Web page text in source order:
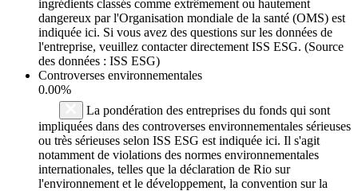
ingrédients classés comme extrêmement ou hautement
dangereux par l'Organisation mondiale de la santé (OMS) est
indiquée ici. Si vous avez des questions sur les données de
l'entreprise, veuillez contacter directement ISS ESG. (Source
des données : ISS ESG)
Controverses environnementales
0.00%
La pondération des entreprises du fonds qui sont
impliquées dans des controverses environnementales sérieuses
ou très sérieuses selon ISS ESG est indiquée ici. Il s'agit
notamment de violations des normes environnementales
internationales, telles que la déclaration de Rio sur
l'environnement et le développement, la convention sur la